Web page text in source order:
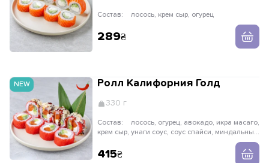
Состав: лосось, крем сыр, огурец
289
NEW Ролл Калифорния Голд
330 г
Состав:
крем сыр, унаги соус, соус спайси, миндальные
415